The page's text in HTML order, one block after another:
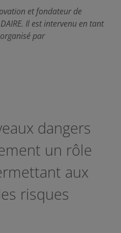
et fondateur de
Il est intervenu en tant
par
dangers
un rôle
aux
risques